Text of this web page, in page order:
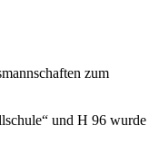
zum
und H 96 wurde